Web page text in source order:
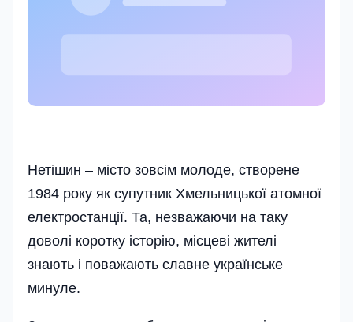
Нетішин – місто зовсім молоде, створене
1984 року як супутник Хмельницької атомної
електростанції. Та, незважаючи на таку
доволі коротку історію, місцеві жителі
знають і поважають славне українське
минуле.